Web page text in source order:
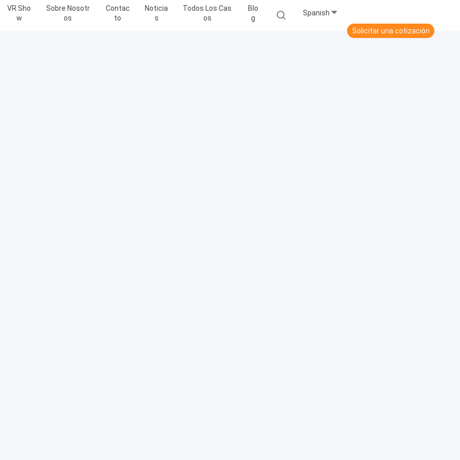
VR Sho
W
Sobre Nosotr
Os
Contac
To
Noticia
S
Todos Los Cas
Os
Blo
G
Spanish
Solicitar una cotización